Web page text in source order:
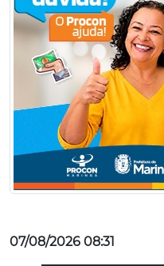
07/08/2026 08:31